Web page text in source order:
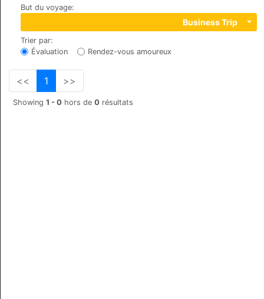
But du voyage:
Business Trip
Trier par:
Évaluation
Rendez-vous amoureux
<< 1 >>
Showing 1 - 0 hors de 0 résultats